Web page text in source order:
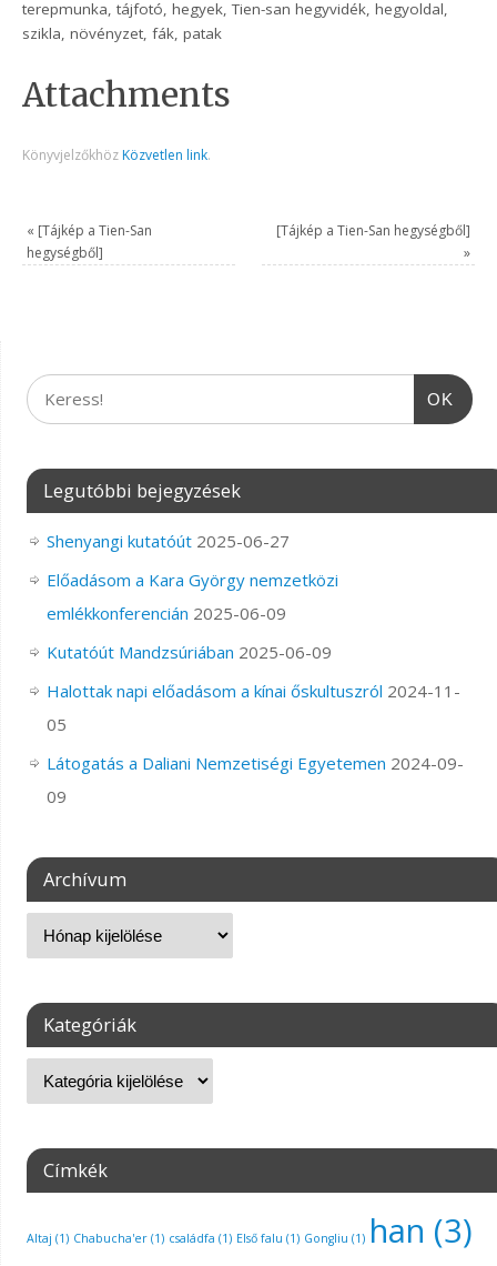
terepmunka, tájfotó, hegyek, Tien-san hegyvidék, hegyoldal,
szikla, növényzet, fák, patak
Attachments
Könyvjelzőkhöz Közvetlen link.
« [Tájkép a Tien-San
hegységből]
[Tájkép a Tien-San hegységből]
»
OK
Legutóbbi bejegyzések
Shenyangi kutatóút 2025-06-27
Előadásom a Kara György nemzetközi
emlékkonferencián 2025-06-09
Kutatóút Mandzsúriában 2025-06-09
Halottak napi előadásom a kínai őskultuszról 2024-11-
05
Látogatás a Daliani Nemzetiségi Egyetemen 2024-09-
09
Archívum
Kategóriák
Címkék
Altaj (1) Chabucha'er(1) családfa (1) Első falu (1) Gongliu (1) han (3)